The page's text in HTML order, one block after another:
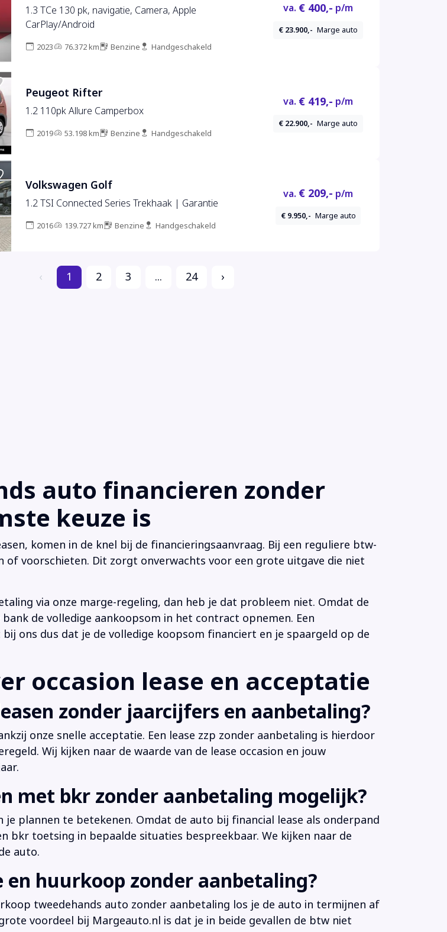
1.3 TCe 130 pk, navigatie, Camera, Apple
CarPlay/Android
2023 76.372 km Benzine Handgeschakeld
va. € 400,- p/m
€ 23.900,- Marge auto
Peugeot Rifter
1.2 110pk Allure Camperbox
2019 53.198 km Benzine Handgeschakeld
va. € 419,- p/m
€ 22.900,- Marge auto
Volkswagen Golf
1.2 TSI Connected Series Trekhaak | Garantie
2016 139.727 km Benzine Handgeschakeld
va. € 209,- p/m
€ 9.950,- Marge auto
‹ 1 2 3 ... 24 ›
auto financieren zonder
keuze is
komen in de knel bij de financieringsaanvraag. Bij een reguliere btw-
voorschieten. Dit zorgt onverwachts voor een grote uitgave die niet
via onze marge-regeling, dan heb je dat probleem niet. Omdat de
de volledige aankoopsom in het contract opnemen. Een
ons dus dat je de volledige koopsom financiert en je spaargeld op de
occasion lease en acceptatie
zonder jaarcijfers en aanbetaling?
onze snelle acceptatie. Een lease zzp zonder aanbetaling is hierdoor
Wij kijken naar de waarde van de lease occasion en jouw
met bkr zonder aanbetaling mogelijk?
plannen te betekenen. Omdat de auto bij financial lease als onderpand
bkr toetsing in bepaalde situaties bespreekbaar. We kijken naar de
auto.
huurkoop zonder aanbetaling?
tweedehands auto zonder aanbetaling los je de auto in termijnen af
voordeel bij Margeauto.nl is dat je in beide gevallen de btw niet